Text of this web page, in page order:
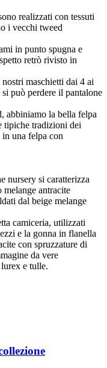
realizzati con tessuti
i vecchi tweed
in punto spugna e
retrò rivisto in
maschietti dai 4 ai
si può perdere il pantalone
abbiniamo la bella felpa
tipiche tradizioni dei
una felpa con
nursery si caratterizza
antracite
dal beige melange
camiceria, utilizzati
e la gonna in flanella
con spruzzature di
da vere
e tulle.